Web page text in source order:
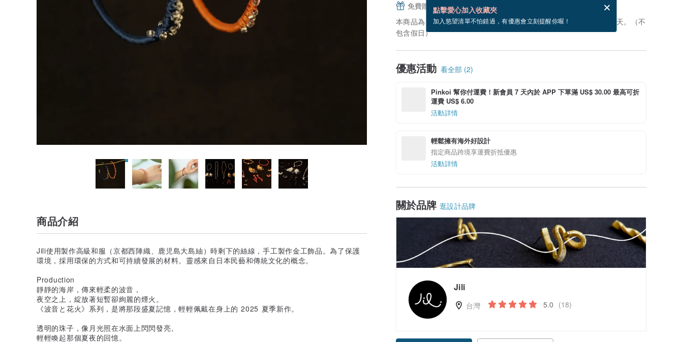
點擊愛心加入收藏夾
加入慾望清單不怕錯過，有優惠會立刻提醒你喔！
免費贈送電子賀卡，結帳完成後填寫
本商品為「接單訂製」。付款後，從開始製作到寄出商品為 5 個工作天。（不
包含假日）
優惠活動 看全部 (2)
Pinkoi 幫你付運費！新會員 7 天內於 APP 下單滿 US$ 30.00 最高可折
運費 US$ 6.00
活動詳情
輕鬆擁有海外好設計
指定商品跨境享運費折抵優惠
活動詳情
關於品牌 逛設計品牌
Jili
台灣 5.0 (18)
商品介紹
Jili使用製作高級和服（京都西陣織、鹿児島大島紬）時剩下的絲線，手工製作金工飾品。為了保護
環境，採用環保的方式和可持續發展的材料。靈感來自日本民藝和傳統文化的概念。
Production
靜靜的海岸，傳來輕柔的波音，
夜空之上，綻放著短暫卻絢麗的煙火。
《波音と花火》系列，是將那段盛夏記憶，輕輕佩戴在身上的 2025 夏季新作。
透明的珠子，像月光照在水面上閃閃發亮,
輕輕喚起那個夏夜的回憶。